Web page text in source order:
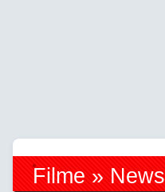
Filme » News